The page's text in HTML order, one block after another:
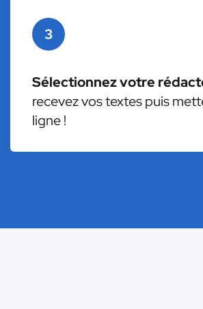
3
Sélectionnez votre
recevez vos textes puis
ligne !